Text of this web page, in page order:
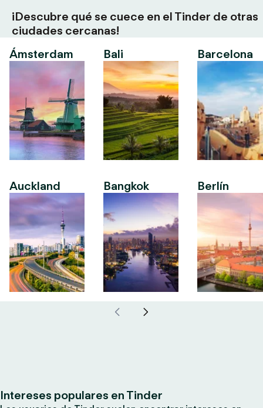
¡Descubre qué se cuece en el Tinder de otras
ciudades cercanas!
Ámsterdam
Auckland
Bali
Bangkok
Barcelona
Berlín
Intereses populares en Tinder